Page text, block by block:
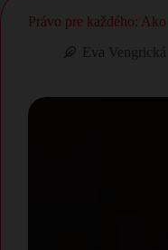
Právo pre každého:
Eva Vengrická